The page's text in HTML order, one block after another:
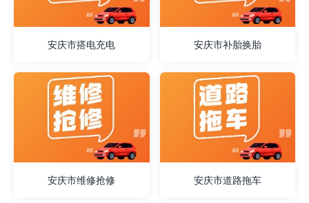
安庆市搭电充电 安庆市补胎换胎
安庆市维修抢修 安庆市道路拖车